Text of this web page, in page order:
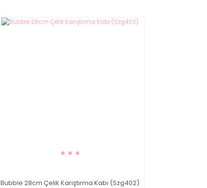
Bubble 28cm Çelik Karıştırma Kabı (Szg402)